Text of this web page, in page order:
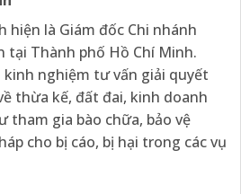
hiện là Giám đốc Chi nhánh
tại Thành phố Hồ Chí Minh.
kinh nghiệm tư vấn giải quyết
thừa kế, đất đai, kinh doanh
tham gia bào chữa, bảo vệ
cho bị cáo, bị hại trong các vụ